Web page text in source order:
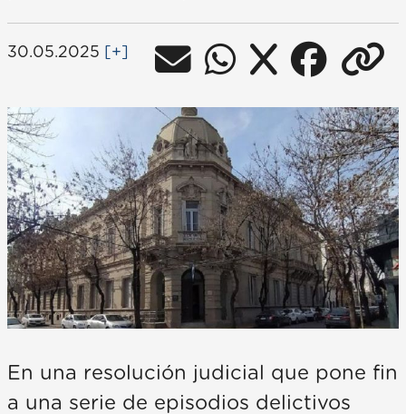
30.05.2025 [+]
En una resolución judicial que pone fin
a una serie de episodios delictivos